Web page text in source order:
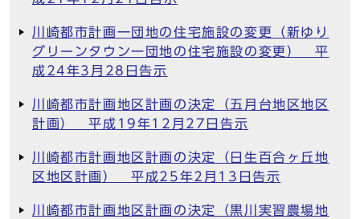
川崎都市計画一団地の住宅施設の変更（新ゆり
グリーンタウン一団地の住宅施設の変更） 平
成24年3月28日告示
川崎都市計画地区計画の決定（五月台地区地区
計画） 平成19年12月27日告示
川崎都市計画地区計画の決定（日生百合ヶ丘地
区地区計画） 平成25年2月13日告示
川崎都市計画地区計画の決定（黒川実習農場地